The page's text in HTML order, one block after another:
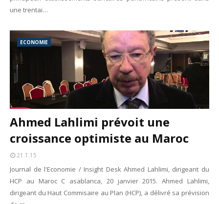
une trentai…
ECONOMIE
Ahmed Lahlimi prévoit une
croissance optimiste au Maroc
21.1.15
Journal de l'Economie / Insight Desk Ahmed Lahlimi, dirigeant du
HCP au Maroc C asablanca, 20 janvier 2015. Ahmed Lahlimi,
dirigeant du Haut Commisaire au Plan (HCP), a délivré sa prévision